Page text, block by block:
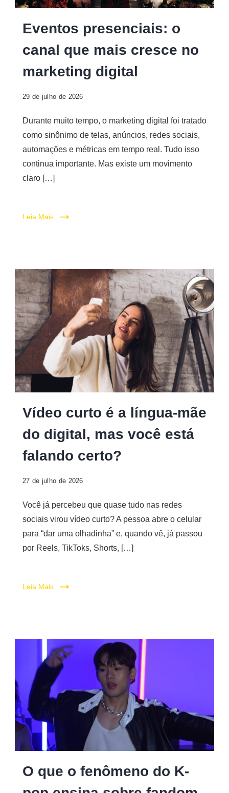
Digital
Eventos presenciais: o
canal que mais cresce no
marketing digital
29 de julho de 2026
Durante muito tempo, o marketing digital foi tratado
como sinônimo de telas, anúncios, redes sociais,
automações e métricas em tempo real. Tudo isso
continua importante. Mas existe um movimento
claro […]
Leia Mais
Vídeo curto é a língua-mãe
do digital, mas você está
falando certo?
27 de julho de 2026
Você já percebeu que quase tudo nas redes
sociais virou vídeo curto? A pessoa abre o celular
para “dar uma olhadinha” e, quando vê, já passou
por Reels, TikToks, Shorts, […]
Leia Mais
O que o fenômeno do K-